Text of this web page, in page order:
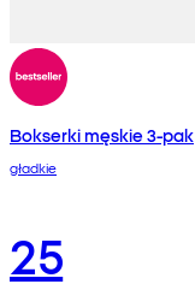
Bokserki męskie 3-pak
gładkie
25